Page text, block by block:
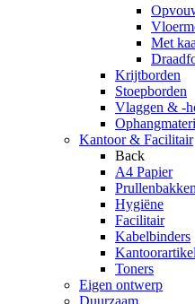
Met
Krijtborden
Stoepborden
Vlaggen & -
Kantoor & Facilitair
Back
A4 Papier
Hygiëne
Facilitair
Kabelbinders
Toners
Eigen ontwerp
Duurzaam